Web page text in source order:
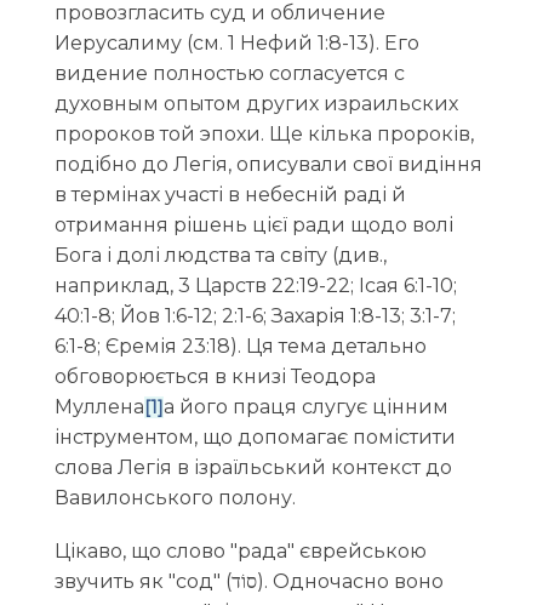
провозгласить суд и обличение
Иерусалиму (см. 1 Нефий 1:8-13). Его
видение полностью согласуется с
духовным опытом других израильских
пророков той эпохи. Ще кілька пророків,
подібно до Легія, описували свої видіння
в термінах участі в небесній раді й
отримання рішень цієї ради щодо волі
Бога і долі людства та світу (див.,
наприклад, 3 Царств 22:19-22; Ісая 6:1-10;
40:1-8; Йов 1:6-12; 2:1-6; Захарія 1:8-13; 3:1-7;
6:1-8; Єремія 23:18). Ця тема детально
обговорюється в книзі Теодора
Муллена[1]а його праця слугує цінним
інструментом, що допомагає помістити
слова Легія в ізраїльський контекст до
Вавилонського полону.
Цікаво, що слово "рада" єврейською
звучить як "сод" (סוֹד). Одночасно воно